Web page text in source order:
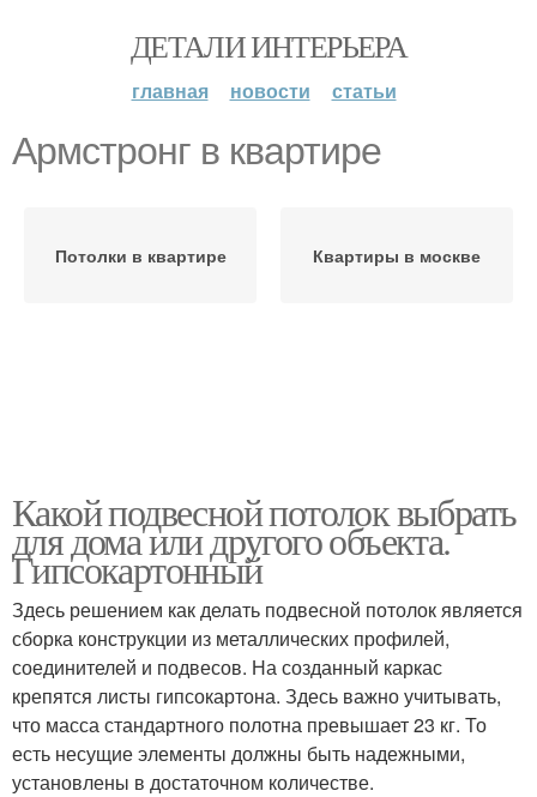
ДЕТАЛИ ИНТЕРЬЕРА
главная новости статьи
Армстронг в квартире
Потолки в квартире Квартиры в москве
Какой подвесной потолок выбрать
для дома или другого объекта.
Гипсокартонный
Здесь решением как делать подвесной потолок является
сборка конструкции из металлических профилей,
соединителей и подвесов. На созданный каркас
крепятся листы гипсокартона. Здесь важно учитывать,
что масса стандартного полотна превышает 23 кг. То
есть несущие элементы должны быть надежными,
установлены в достаточном количестве.